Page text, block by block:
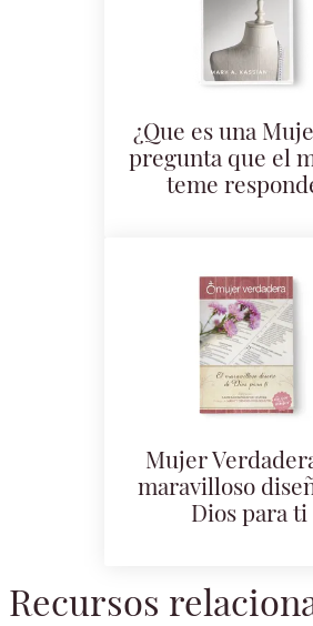
¿Que es una
pregunta que el
teme
Mujer
maravilloso
Dios para ti
Recursos